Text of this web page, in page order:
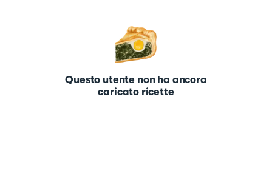
Questo utente non ha ancora
caricato ricette